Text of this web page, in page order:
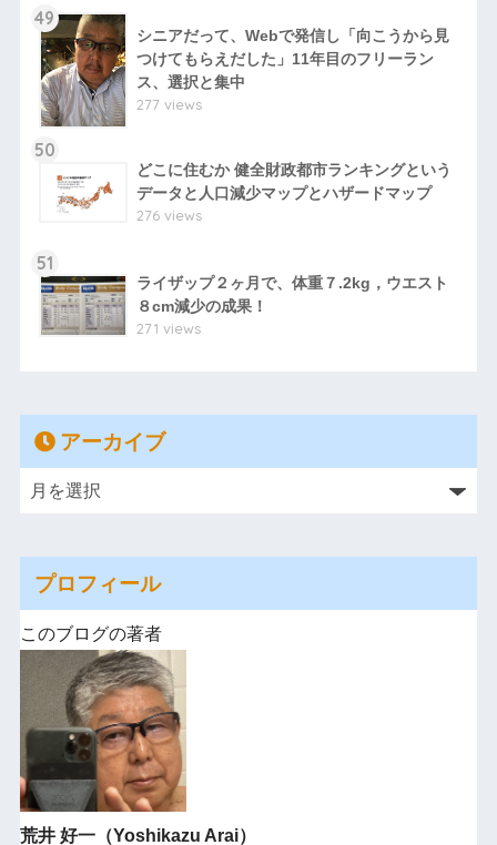
49
シニアだって、Webで発信し「向こうから見
つけてもらえだした」11年目のフリーラン
ス、選択と集中
277 views
50
どこに住むか 健全財政都市ランキングという
データと人口減少マップとハザードマップ
276 views
51
ライザップ２ヶ月で、体重７.2kg，ウエスト
８cm減少の成果！
271 views
アーカイブ
プロフィール
このブログの著者
荒井 好一（Yoshikazu Arai）